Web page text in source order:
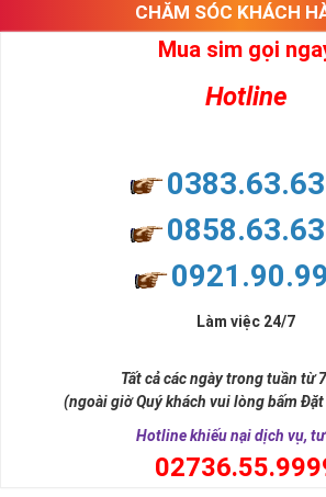
CHĂM SÓC KHÁCH
Mua sim gọi
Hotline
Làm việc 24/7
Tất cả các ngày trong tuần từ
(ngoài giờ Quý khách vui lòng bấm Đặt
Hotline khiếu nại dịch vụ,
0